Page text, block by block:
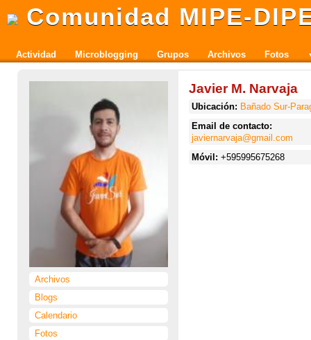
Comunidad MIPE-
Actividad Microblogging Grupos Archivos Fotos
Archivos
Blogs
Calendario
Fotos
Javier M. Narvaja
Ubicación: Bañado Sur-
Email de contacto:
javiernarvaja@gmail.com
Móvil: +595995675268